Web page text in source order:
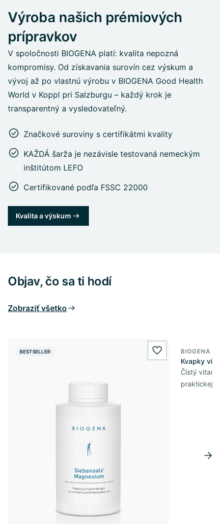
Výroba našich prémiových
prípravkov
V spoločnosti BIOGENA platí: kvalita nepozná
kompromisy. Od získavania surovín cez výskum a
vývoj až po vlastnú výrobu v BIOGENA Good Health
World v Koppl pri Salzburgu – každý krok je
transparentný a vysledovateľný.
Značkové suroviny s certifikátmi kvality
KAŽDÁ šarža je nezávisle testovaná nemeckým
inštitútom LEFO
Certifikované podľa FSSC 22000
Kvalita a výskum
Objav, čo sa ti hodí
Zobraziť všetko
BESTSELLER wishlist.add
BIOGENA
Kvapky
Čistý
praktickej